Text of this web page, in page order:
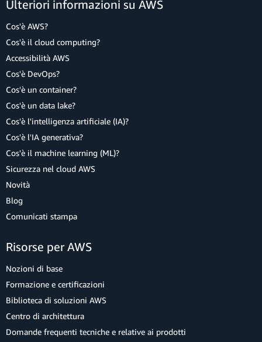
Ulteriori informazioni su AWS
Cos'è AWS?
Cos'è il cloud computing?
Accessibilità AWS
Cos'è DevOps?
Cos'è un container?
Cos'è un data lake?
Cos'è l'intelligenza artificiale (IA)?
Cos'è l'IA generativa?
Cos'è il machine learning (ML)?
Sicurezza nel cloud AWS
Novità
Blog
Comunicati stampa
Risorse per AWS
Nozioni di base
Formazione e certificazioni
Biblioteca di soluzioni AWS
Centro di architettura
Domande frequenti tecniche e relative ai prodotti